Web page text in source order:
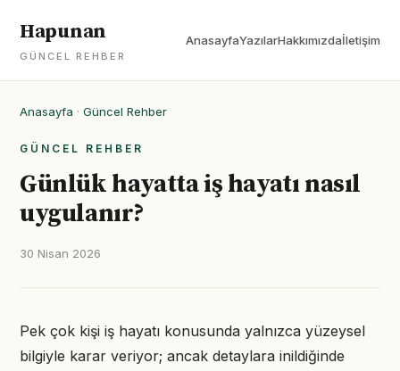
Hapunan
GÜNCEL REHBER
AnasayfaYazılarHakkımızdaİletişim
Anasayfa · Güncel Rehber
GÜNCEL REHBER
Günlük hayatta iş hayatı nasıl
uygulanır?
30 Nisan 2026
Pek çok kişi iş hayatı konusunda yalnızca yüzeysel
bilgiyle karar veriyor; ancak detaylara inildiğinde